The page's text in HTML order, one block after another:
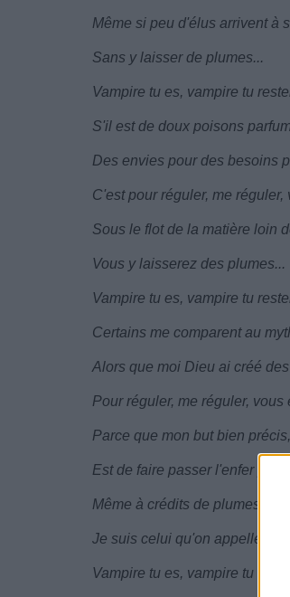
Même si peu d'élus arrivent à
Sans y laisser de plumes...
Vampire tu es, vampire tu
S'il est de doux poisons
Des envies pour des besoins
C'est pour réguler, me réguler,
Sous le flot de la matière loin
Vous y laisserez des plumes...
Vampire tu es, vampire tu
Certains me comparent au
Alors que moi Dieu ai créé
Pour réguler, me réguler, vous
Parce que mon but bien précis,
Est de faire passer l'enfer pour
Même à crédits de plumes...
Je suis celui qu'on appelle le
Vampire tu es, vampire tu